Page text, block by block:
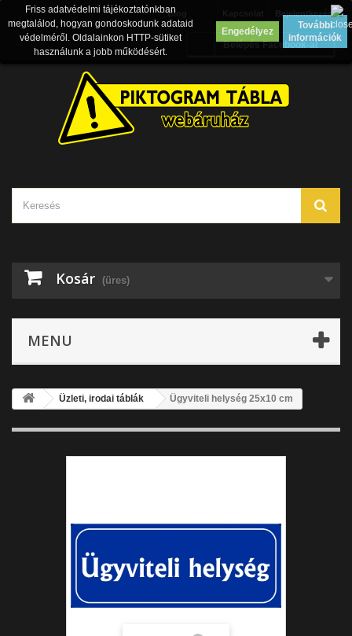
Bejelentkezés
Blog
Belépés Facebook-al
Kosár (üres)
MENU
Friss adatvédelmi tájékoztatónkban
megtalálod, hogyan gondoskodunk adataid
védelméről. Oldalainkon HTTP-sütiket
használunk a jobb működésért.
Engedélyez
További
információk
Üzleti, irodai táblák Ügyviteli helység 25x10 cm